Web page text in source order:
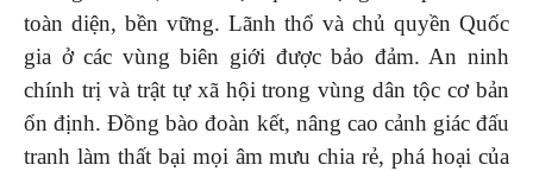
toàn diện, bền vững. Lãnh thổ và chủ quyền Quốc
gia ở các vùng biên giới được bảo đảm. An ninh
chính trị và trật tự xã hội trong vùng dân tộc cơ bản
ổn định. Đồng bào đoàn kết, nâng cao cảnh giác đấu
tranh làm thất bại mọi âm mưu chia rẻ, phá hoại của